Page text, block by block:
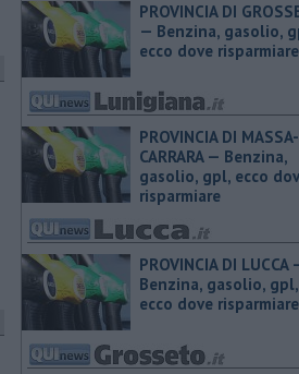
PROVINCIA DI
— ​Benzina, gasolio,
ecco dove risparmiare
PROVINCIA DI MASSA-
CARRARA — ​Benzina,
gasolio, gpl, ecco
risparmiare
PROVINCIA DI LUCCA
Benzina, gasolio, gpl,
ecco dove risparmiare